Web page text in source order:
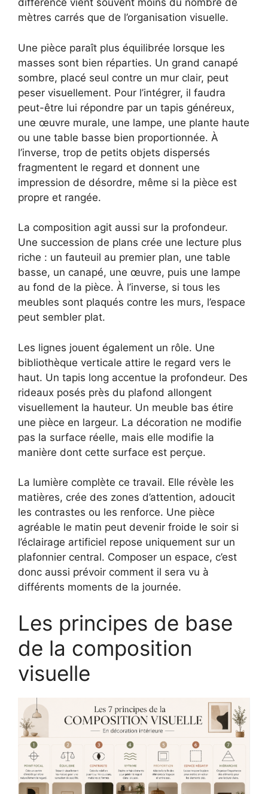
différence vient souvent moins du nombre de
mètres carrés que de l’organisation visuelle.
Une pièce paraît plus équilibrée lorsque les
masses sont bien réparties. Un grand canapé
sombre, placé seul contre un mur clair, peut
peser visuellement. Pour l’intégrer, il faudra
peut-être lui répondre par un tapis généreux,
une œuvre murale, une lampe, une plante haute
ou une table basse bien proportionnée. À
l’inverse, trop de petits objets dispersés
fragmentent le regard et donnent une
impression de désordre, même si la pièce est
propre et rangée.
La composition agit aussi sur la profondeur.
Une succession de plans crée une lecture plus
riche : un fauteuil au premier plan, une table
basse, un canapé, une œuvre, puis une lampe
au fond de la pièce. À l’inverse, si tous les
meubles sont plaqués contre les murs, l’espace
peut sembler plat.
Les lignes jouent également un rôle. Une
bibliothèque verticale attire le regard vers le
haut. Un tapis long accentue la profondeur. Des
rideaux posés près du plafond allongent
visuellement la hauteur. Un meuble bas étire
une pièce en largeur. La décoration ne modifie
pas la surface réelle, mais elle modifie la
manière dont cette surface est perçue.
La lumière complète ce travail. Elle révèle les
matières, crée des zones d’attention, adoucit
les contrastes ou les renforce. Une pièce
agréable le matin peut devenir froide le soir si
l’éclairage artificiel repose uniquement sur un
plafonnier central. Composer un espace, c’est
donc aussi prévoir comment il sera vu à
différents moments de la journée.
Les principes de base
de la composition
visuelle